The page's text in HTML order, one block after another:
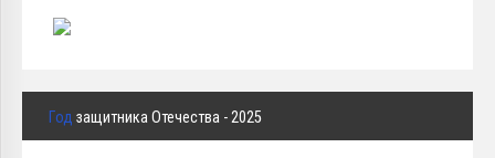
Год защитника Отечества - 2025